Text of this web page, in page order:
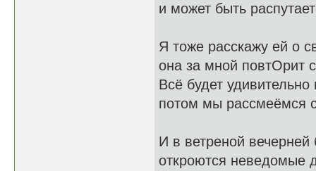
и может быть
Я тоже расскажу ей о
она за мной повтОрит
Всё будет удивительно
потом мы рассмеёмся
И в ветреной вечерней
откроются неведомые